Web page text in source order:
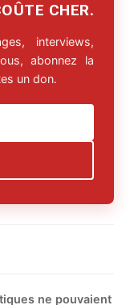
CHER.
interviews,
abonnez la
un don.
ne pouvaient